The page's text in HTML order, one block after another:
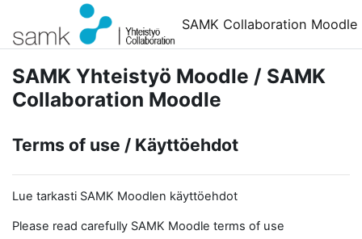
Siirry pääsisältöön
SAMK Collaboration Moodle
SAMK Yhteistyö Moodle / SAMK
Collaboration Moodle
Terms of use / Käyttöehdot
Lue tarkasti SAMK Moodlen käyttöehdot
Please read carefully SAMK Moodle terms of use